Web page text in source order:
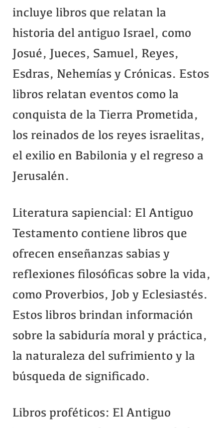
incluye libros que relatan la
historia del antiguo Israel, como
Josué, Jueces, Samuel, Reyes,
Esdras, Nehemías y Crónicas. Estos
libros relatan eventos como la
conquista de la Tierra Prometida,
los reinados de los reyes israelitas,
el exilio en Babilonia y el regreso a
Jerusalén.
Literatura sapiencial: El Antiguo
Testamento contiene libros que
ofrecen enseñanzas sabias y
reflexiones filosóficas sobre la vida,
como Proverbios, Job y Eclesiastés.
Estos libros brindan información
sobre la sabiduría moral y práctica,
la naturaleza del sufrimiento y la
búsqueda de significado.
Libros proféticos: El Antiguo